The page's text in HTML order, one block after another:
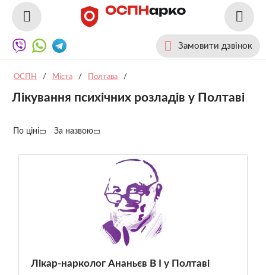
Замовити дзвінок
ОСПН / Міста / Полтава /
Лікування психічних розладів у Полтаві
По ціні За назвою
Лікар-нарколог Ананьєв В І у Полтаві